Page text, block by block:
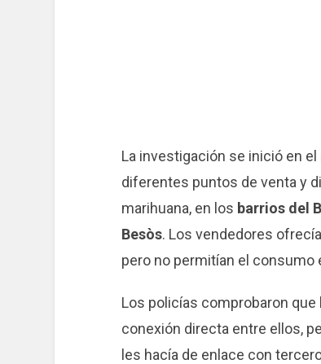
La investigación se inició en
diferentes puntos de venta y
marihuana, en los barrios del
Besòs. Los vendedores
pero no permitían el consumo
Los policías comprobaron
conexión directa entre ellos,
les hacía de enlace con